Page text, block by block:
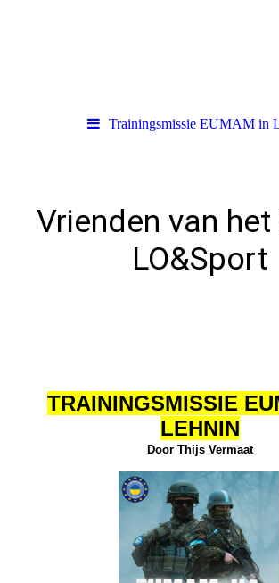
Trainingsmissie EUMAM in
Vrienden van
LO&Sport
TRAININGSMISSIE
LEHNIN
Door Thijs Vermaat